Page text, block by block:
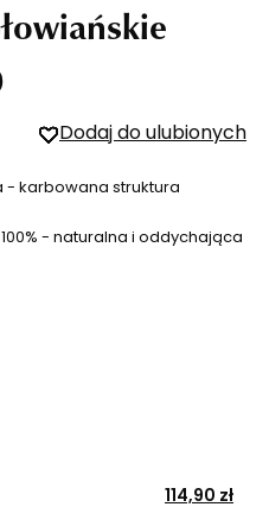
Dodaj do ulubionych
- karbowana struktura
100% - naturalna i oddychająca
114,90 zł